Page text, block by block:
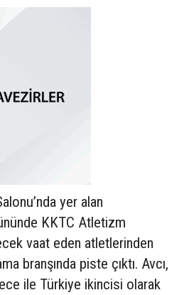
yer alan
KKTC Atletizm
vaat eden atletlerinden
branşında piste çıktı. Avcı,
ile Türkiye ikincisi olarak